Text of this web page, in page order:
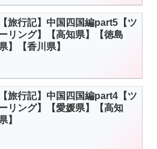
【旅行記】中国四国編part5【ツ
リング】【高知県】【徳島
】【香川県】
【旅行記】中国四国編part4【ツ
リング】【愛媛県】【高知
】